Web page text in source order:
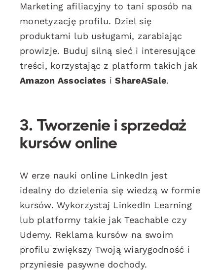
Marketing afiliacyjny to tani sposób na
monetyzację profilu. Dziel się
produktami lub usługami, zarabiając
prowizje. Buduj silną sieć i interesujące
treści, korzystając z platform takich jak
Amazon Associates iShareASale.
3. Tworzenie i sprzedaż
kursów online
W erze nauki online LinkedIn jest
idealny do dzielenia się wiedzą w formie
kursów. Wykorzystaj LinkedIn Learning
lub platformy takie jak Teachable czy
Udemy. Reklama kursów na swoim
profilu zwiększy Twoją wiarygodność i
przyniesie pasywne dochody.